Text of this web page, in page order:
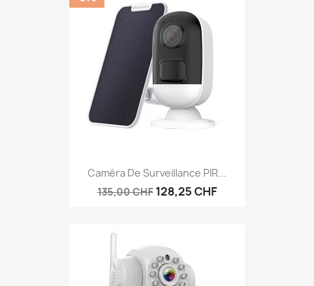
Caméra De Surveillance PIR...
135,00 CHF 128,25 CHF